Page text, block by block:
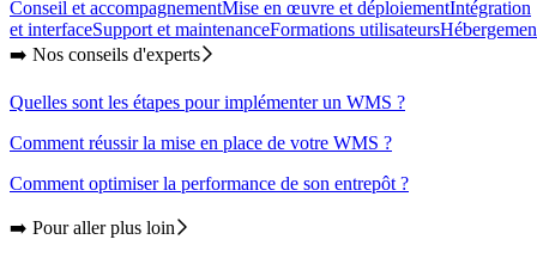
Conseil et accompagnementMise en œuvre et déploiementIntégration
et interfaceSupport et maintenanceFormations utilisateurs
➡️ Nos conseils d'experts
Quelles sont les étapes pour implémenter un WMS ?
Comment réussir la mise en place de votre WMS ?
Comment optimiser la performance de son entrepôt ?
➡️ Pour aller plus loin